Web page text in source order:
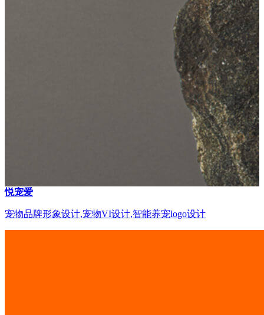
悦宠爱
宠物品牌形象设计,宠物VI设计,智能养宠logo设计